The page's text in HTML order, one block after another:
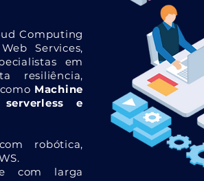
Computing
Services,
em
resiliência,
Machine
e
robótica,
com larga